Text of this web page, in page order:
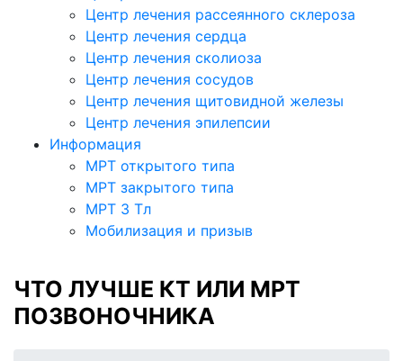
Центр лечения рассеянного склероза
Центр лечения сердца
Центр лечения сколиоза
Центр лечения сосудов
Центр лечения щитовидной железы
Центр лечения эпилепсии
Информация
МРТ открытого типа
МРТ закрытого типа
МРТ 3 Тл
Мобилизация и призыв
ЧТО ЛУЧШЕ КТ ИЛИ МРТ
ПОЗВОНОЧНИКА